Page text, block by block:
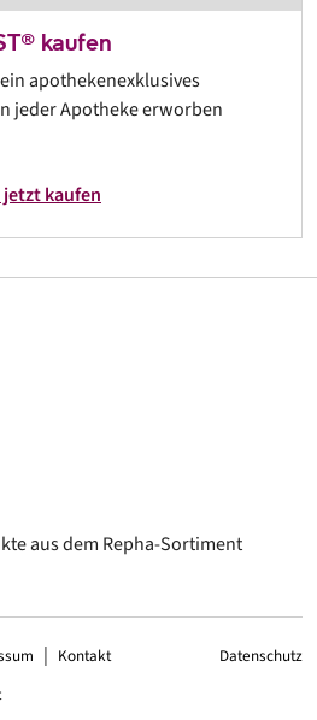
kaufen
ein apothekenexklusives
jeder Apotheke erworben
jetzt kaufen
aus dem Repha-Sortiment
Kontakt
Datenschutz